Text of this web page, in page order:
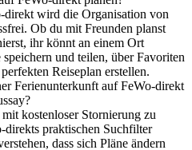
wird die Organisation von
Ob du mit Freunden planst
ihr könnt an einem Ort
und teilen, über Favoriten
Reiseplan erstellen.
Ferienunterkunft auf FeWo-direkt
kostenloser Stornierung zu
praktischen Suchfilter
dass sich Pläne ändern